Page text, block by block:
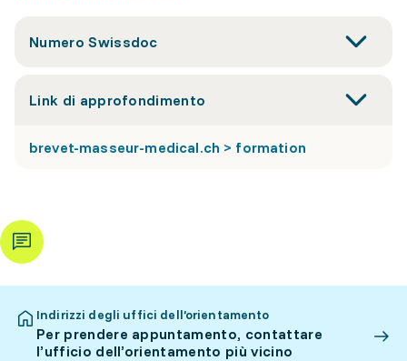
Numero Swissdoc
Link di approfondimento
brevet-masseur-medical.ch > formation
Indirizzi degli uffici dell’orientamento
Per prendere appuntamento, contattare
l’ufficio dell’orientamento più vicino